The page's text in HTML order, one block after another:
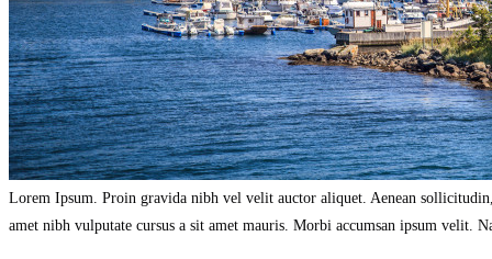
Lorem Ipsum. Proin gravida nibh vel velit auctor aliquet. Aenean
amet nibh vulputate cursus a sit amet mauris. Morbi accumsan ipsum velit.